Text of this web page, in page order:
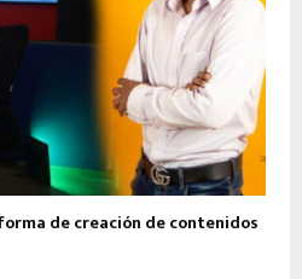
de creación de contenidos